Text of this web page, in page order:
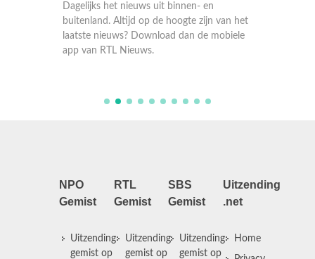
Dagelijks het nieuws uit binnen- en
buitenland. Altijd op de hoogte zijn van het
laatste nieuws? Download dan de mobiele
app van RTL Nieuws.
NPO
Gemist
Uitzending
gemist op
RTL
Gemist
Uitzending
gemist op
SBS
Gemist
Uitzending
gemist op
Uitzending
.net
Home